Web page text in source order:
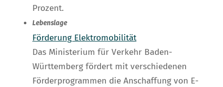
Prozent.
Lebenslage
Förderung Elektromobilität
Das Ministerium für Verkehr Baden-
Württemberg fördert mit verschiedenen
Förderprogrammen die Anschaffung von E-